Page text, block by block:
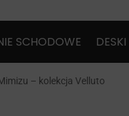
SCHODOWE
– kolekcja Velluto